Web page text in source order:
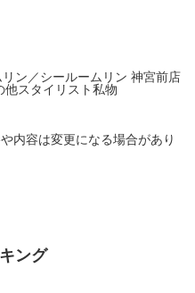
ン／シールームリン 神宮前店
スタイリスト私物
内容は変更になる場合があり
ング